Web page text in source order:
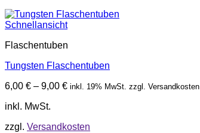
Schnellansicht
Flaschentuben
Tungsten Flaschentuben
6,00 € – 9,00 € inkl. 19% MwSt. zzgl. Versandkosten
inkl. MwSt.
zzgl. Versandkosten